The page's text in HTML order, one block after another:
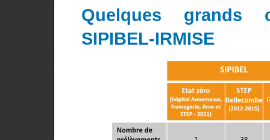
Quelques grands
SIPIBEL-IRMISE